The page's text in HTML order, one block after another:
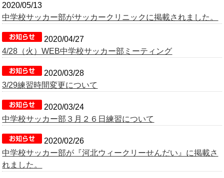
2020/05/13
中学校サッカー部がサッカークリニックに掲載されました。
2020/04/27
4/28（火）WEB中学校サッカー部ミーティング
2020/03/28
3/29練習時間変更について
2020/03/24
中学校サッカー部３月２６日練習について
2020/02/26
中学校サッカー部が『河北ウィークリーせんだい』に掲載さ
れました。